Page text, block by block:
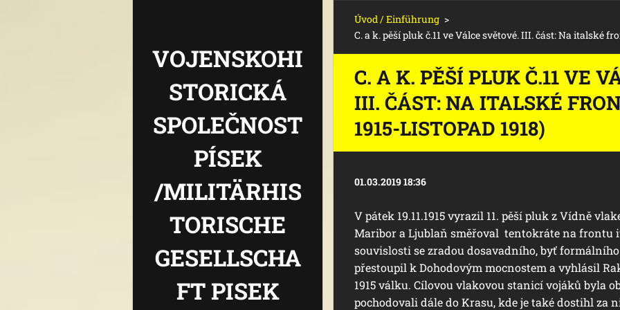
VOJENSKOHI
STORICKÁ
SPOLEČNOST
PÍSEK
/MILITÄRHIS
TORISCHE
GESELLSCHA
FT PISEK
Úvod / Einführung >
C. a k. pěší pluk č.11 ve Válce světové. III. část: Na italské
C. A K. PĚŠÍ PLUK Č.11 VE
III. ČÁST: NA ITALSKÉ
1915-LISTOPAD 1918)
01.03.2019 18:36
V pátek 19.11.1915 vyrazil 11. pěší pluk z Vídně
Maribor a Ljublaň směřoval tentokráte na frontu
souvislosti se zradou dosavadního, byť
přestoupil k Dohodovým mocnostem a vyhlásil
1915 válku. Cílovou vlakovou stanicí vojáků byla
pochodovali dále do Krasu, kde je také dostihl za